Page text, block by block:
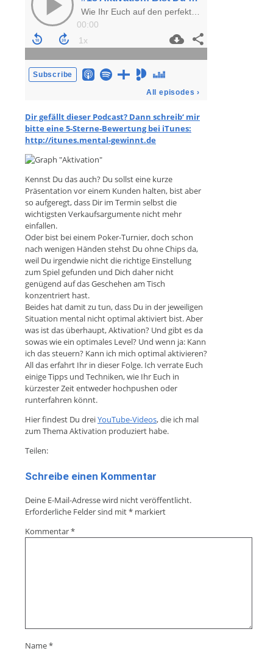
Dir gefällt dieser Podcast? Dann schreib‘ mir
bitte eine 5-Sterne-Bewertung bei iTunes:
http://itunes.mental-gewinnt.de
Kennst Du das auch? Du sollst eine kurze
Präsentation vor einem Kunden halten, bist aber
so aufgeregt, dass Dir im Termin selbst die
wichtigsten Verkaufsargumente nicht mehr
einfallen.
Oder bist bei einem Poker-Turnier, doch schon
nach wenigen Händen stehst Du ohne Chips da,
weil Du irgendwie nicht die richtige Einstellung
zum Spiel gefunden und Dich daher nicht
genügend auf das Geschehen am Tisch
konzentriert hast.
Beides hat damit zu tun, dass Du in der jeweiligen
Situation mental nicht optimal aktiviert bist. Aber
was ist das überhaupt, Aktivation? Und gibt es da
sowas wie ein optimales Level? Und wenn ja: Kann
ich das steuern? Kann ich mich optimal aktivieren?
All das erfahrt Ihr in dieser Folge. Ich verrate Euch
einige Tipps und Techniken, wie Ihr Euch in
kürzester Zeit entweder hochpushen oder
runterfahren könnt.
Hier findest Du dreiYouTube-Videos, die ich mal
zum Thema Aktivation produziert habe.
Teilen:
Schreibe einen Kommentar
Deine E-Mail-Adresse wird nicht veröffentlicht.
Erforderliche Felder sind mit* markiert
Kommentar*
Name*